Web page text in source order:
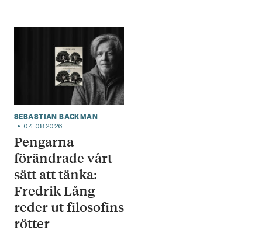
SEBASTIAN BACKMAN
04.08.2026
Pengarna
förändrade vårt
sätt att tänka:
Fredrik Lång
reder ut filosofins
rötter